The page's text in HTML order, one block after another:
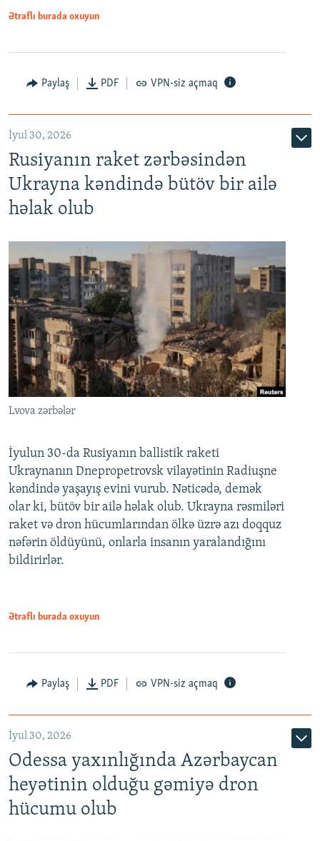
Ətraflı burada oxuyun
Paylaş PDF VPN-siz açmaq
İyul 30, 2026
Rusiyanın raket zərbəsindən
Ukrayna kəndində bütöv bir ailə
həlak olub
Lvova zərbələr
İyulun 30-da Rusiyanın ballistik raketi
Ukraynanın Dnepropetrovsk vilayətinin Radiuşne
kəndində yaşayış evini vurub. Nəticədə, demək
olar ki, bütöv bir ailə həlak olub. Ukrayna rəsmiləri
raket və dron hücumlarından ölkə üzrə azı doqquz
nəfərin öldüyünü, onlarla insanın yaralandığını
bildirirlər.
Ətraflı burada oxuyun
Paylaş PDF VPN-siz açmaq
İyul 30, 2026
Odessa yaxınlığında Azərbaycan
heyətinin olduğu gəmiyə dron
hücumu olub